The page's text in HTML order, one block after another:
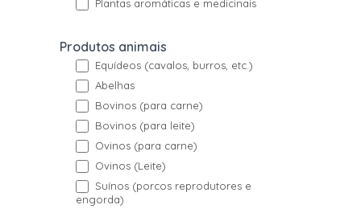
Plantas aromáticas e medicinais
Produtos animais
Equídeos (cavalos, burros, etc.)
Abelhas
Bovinos (para carne)
Bovinos (para leite)
Ovinos (para carne)
Ovinos (Leite)
Suínos (porcos reprodutores e
engorda)